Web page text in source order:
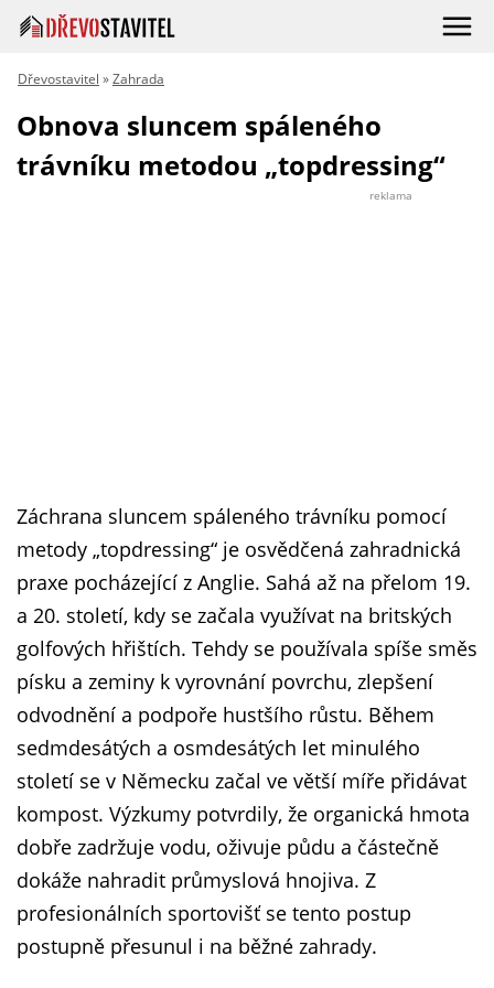
Dřevostavitel »Zahrada
Obnova sluncem spáleného
trávníku metodou „topdressing“
reklama
Záchrana sluncem spáleného trávníku pomocí
metody „topdressing“ je osvědčená zahradnická
praxe pocházející z Anglie. Sahá až na přelom 19.
a 20. století, kdy se začala využívat na britských
golfových hřištích. Tehdy se používala spíše směs
písku a zeminy k vyrovnání povrchu, zlepšení
odvodnění a podpoře hustšího růstu. Během
sedmdesátých a osmdesátých let minulého
století se v Německu začal ve větší míře přidávat
kompost. Výzkumy potvrdily, že organická hmota
dobře zadržuje vodu, oživuje půdu a částečně
dokáže nahradit průmyslová hnojiva. Z
profesionálních sportovišť se tento postup
postupně přesunul i na běžné zahrady.